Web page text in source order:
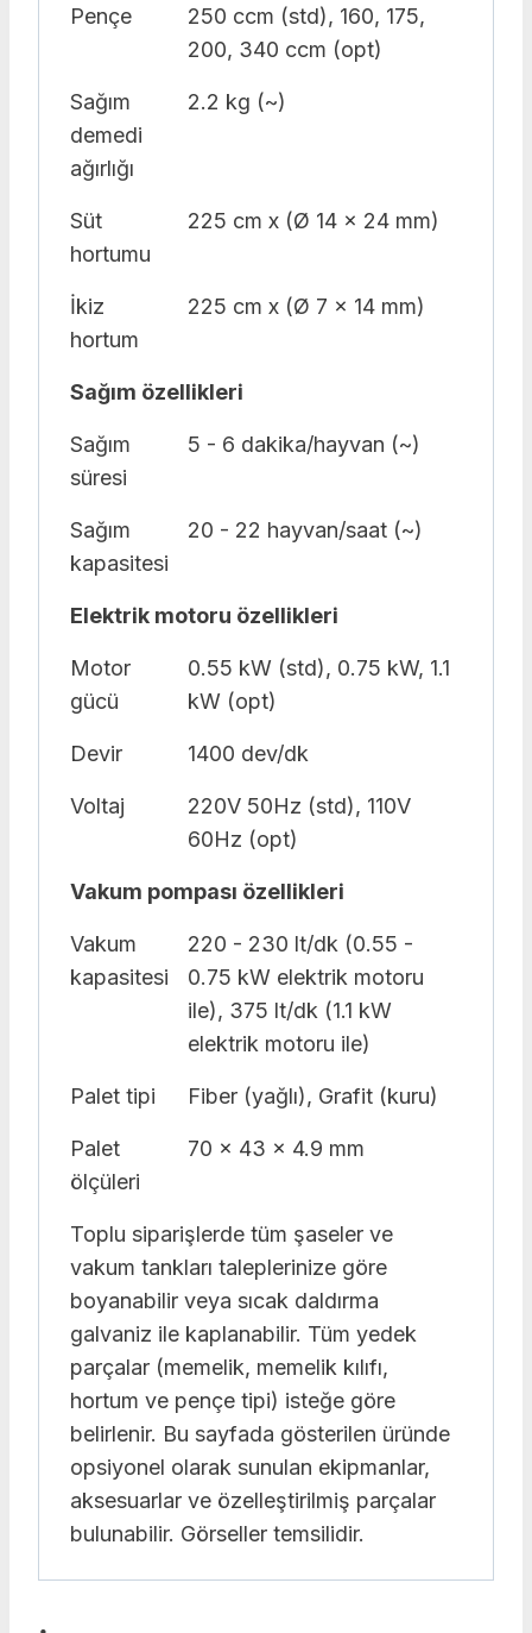
Pençe
250 ccm (std), 160, 175,
200, 340 ccm (opt)
Sağım
demedi
ağırlığı
2.2 kg (~)
Süt
hortumu
225 cm x (Ø 14 x 24 mm)
İkiz
hortum
225 cm x (Ø 7 x 14 mm)
Sağım özellikleri
Sağım
süresi
5 - 6 dakika/hayvan (~)
Sağım
kapasitesi
20 - 22 hayvan/saat (~)
Elektrik motoru özellikleri
Motor
gücü
0.55 kW (std), 0.75 kW, 1.1
kW (opt)
Devir 1400 dev/dk
Voltaj
220V 50Hz (std), 110V
60Hz (opt)
Vakum pompası özellikleri
Vakum
kapasitesi
220 - 230 lt/dk (0.55 -
0.75 kW elektrik motoru
ile), 375 lt/dk (1.1 kW
elektrik motoru ile)
Palet tipi Fiber (yağlı), Grafit (kuru)
Palet
ölçüleri
70 x 43 x 4.9 mm
Toplu siparişlerde tüm şaseler ve
vakum tankları taleplerinize göre
boyanabilir veya sıcak daldırma
galvaniz ile kaplanabilir. Tüm yedek
parçalar (memelik, memelik kılıfı,
hortum ve pençe tipi) isteğe göre
belirlenir. Bu sayfada gösterilen üründe
opsiyonel olarak sunulan ekipmanlar,
aksesuarlar ve özelleştirilmiş parçalar
bulunabilir. Görseller temsilidir.